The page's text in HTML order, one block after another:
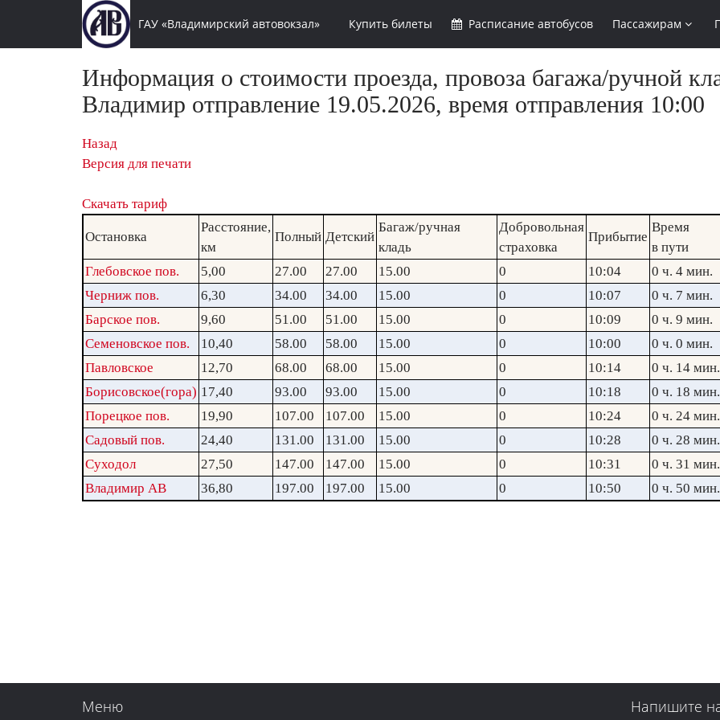
ГАУ «Владимирский автовокзал» Купить билеты Расписание автобусов Пассажирам
Информация о стоимости проезда, провоза багажа/ручной
Владимир отправление 19.05.2026, время отправления 10:00
Назад
Версия для печати
Скачать тариф
Остановка
Расстояние,
км
Полный Детский
Багаж/ручная
кладь
Добровольная
страховка
Прибытие
Время
в пути
Глебовское пов.
5,00 27.00 27.00 15.00 0 10:04
0 ч. 4 мин.
Черниж пов.
6,30 34.00 34.00 15.00 0 10:07
0 ч. 7 мин.
Барское пов.
9,60 51.00 51.00 15.00 0 10:09
0 ч. 9 мин.
Семеновское пов.
10,40 58.00 58.00 15.00 0 10:00
0 ч. 0 мин.
Павловское
12,70 68.00 68.00 15.00 0 10:14
0 ч. 14 мин.
Борисовское(гора) 17,40 93.00 93.00 15.00 0 10:18
0 ч. 18 мин.
Порецкое пов.
19,90 107.00 107.00 15.00 0 10:24
0 ч. 24 мин.
Садовый пов.
24,40 131.00 131.00 15.00 0 10:28
0 ч. 28 мин.
Суходол
27,50 147.00 147.00 15.00 0 10:31
0 ч. 31 мин.
Владимир АВ
36,80 197.00 197.00 15.00 0 10:50 0 ч. 50 мин.
Меню Напишите